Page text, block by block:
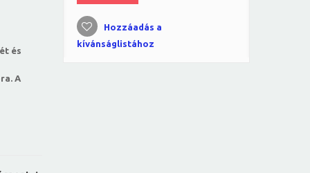
és
A
Hozzáadás a
kívánságlistához